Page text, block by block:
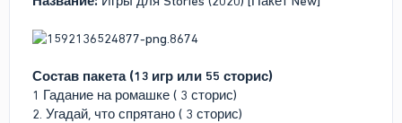
Состав пакета (13 игр или 55 сторис)
1 Гадание на ромашке ( 3 сторис)
2. Угадай, что спрятано ( 3 сторис)